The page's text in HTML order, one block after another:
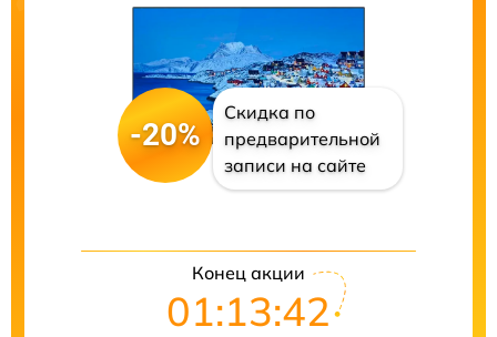
-20%
Скидка по
предварительной
записи на сайте
Конец акции
01:13:42